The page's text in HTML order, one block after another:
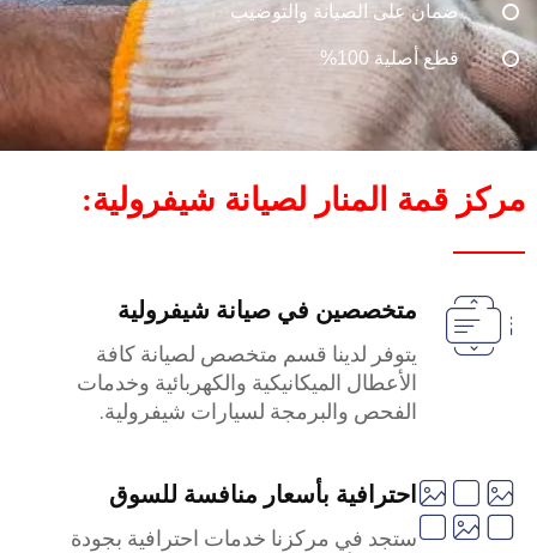
ضمان على الصيانة والتوضيب
قطع أصلية 100%
مركز قمة المنار لصيانة شيفرولية:
متخصصين في صيانة شيفرولية
يتوفر لدينا قسم متخصص لصيانة كافة
الأعطال الميكانيكية والكهربائية وخدمات
الفحص والبرمجة لسيارات شيفرولية.
احترافية بأسعار منافسة للسوق
ستجد في مركزنا خدمات احترافية بجودة